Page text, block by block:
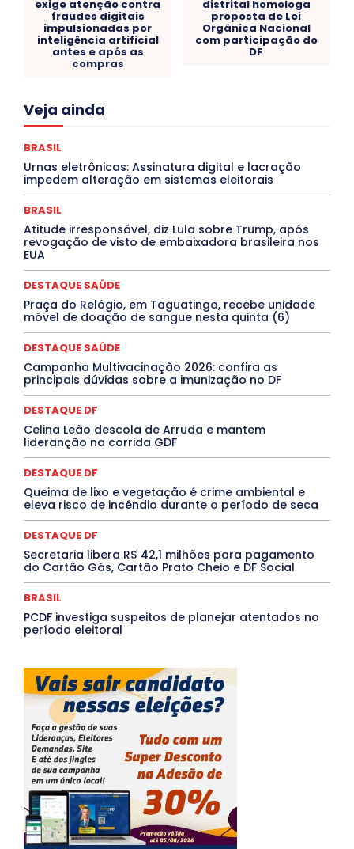
exige atenção contra
fraudes digitais
impulsionadas por
inteligência artificial
antes e após as
compras
distrital homologa
proposta de Lei
Orgânica Nacional
com participação do
DF
Veja ainda
Acre
Congressuanas & Esplanadumas
Covid-19
Crônica Política Crônicas
CULTURA
Cultura e Tal
DANÇA Dengue
Denuncia
DESTAQUE BRASIL
DESTAQUE DF
DESTAQUE SAÚDE
DESTAQUES OUTROS
ELEIÇÕES
EMPREGO E OPORTUNIDADES
ENTORNO
Especial
Espírito Santo ESPORTE
ESTÁGIO
Febre Oropouche
FILMES
Goiás
INTELIGÊNCIA ARTIFICIAL
Jogos Online
JUDICIÁRIO LITERATURA
Maranhão
Marburg
Mato Grosso
Mato Grosso do Sul
MEIO AMBIENTE
Minas Gerais MOBILIDADE
MPOX
MÚSICA
O Plantonista
PROCESSO SELETIVO
PUBLIEDITORIAL
QUALIFICAÇÃO PROFISSIONAL
RESIDÊNCIA
Santa Catarina
Saúde Agora
SEGURANÇA
Soltando o Verbo
TÁ FROID?
TEATRO
Tocantins
Utilidade Pública ZikaVirus
Mais
BRASIL
Urnas eletrônicas: Assinatura digital e lacração
impedem alteração em sistemas eleitorais
BRASIL
Atitude irresponsável, diz Lula sobre Trump, após
revogação de visto de embaixadora brasileira nos
EUA
DESTAQUE SAÚDE
Praça do Relógio, em Taguatinga, recebe unidade
móvel de doação de sangue nesta quinta (6)
DESTAQUE SAÚDE
Campanha Multivacinação 2026: confira as
principais dúvidas sobre a imunização no DF
DESTAQUE DF
Celina Leão descola de Arruda e mantem
lideranção na corrida GDF
DESTAQUE DF
Queima de lixo e vegetação é crime ambiental e
eleva risco de incêndio durante o período de seca
DESTAQUE DF
Secretaria libera R$ 42,1 milhões para pagamento
do Cartão Gás, Cartão Prato Cheio e DF Social
BRASIL
PCDF investiga suspeitos de planejar atentados no
período eleitoral